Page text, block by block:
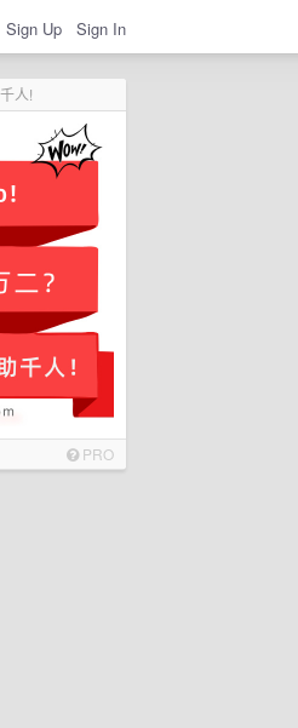
Sign Up Sign In
人!
PRO